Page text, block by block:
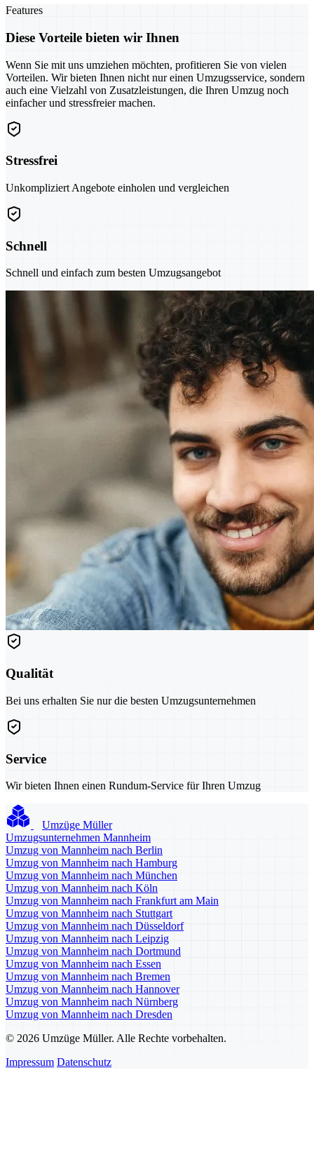
Features
Diese Vorteile bieten wir Ihnen
Wenn Sie mit uns umziehen möchten, profitieren Sie von vielen
Vorteilen. Wir bieten Ihnen nicht nur einen Umzugsservice, sondern
auch eine Vielzahl von Zusatzleistungen, die Ihren Umzug noch
einfacher und stressfreier machen.
Stressfrei
Unkompliziert Angebote einholen und vergleichen
Schnell
Schnell und einfach zum besten Umzugsangebot
Qualität
Bei uns erhalten Sie nur die besten Umzugsunternehmen
Service
Wir bieten Ihnen einen Rundum-Service für Ihren Umzug
Umzüge Müller
Umzugsunternehmen Mannheim
Umzug von Mannheim nach Berlin
Umzug von Mannheim nach Hamburg
Umzug von Mannheim nach München
Umzug von Mannheim nach Köln
Umzug von Mannheim nach Frankfurt am Main
Umzug von Mannheim nach Stuttgart
Umzug von Mannheim nach Düsseldorf
Umzug von Mannheim nach Leipzig
Umzug von Mannheim nach Dortmund
Umzug von Mannheim nach Essen
Umzug von Mannheim nach Bremen
Umzug von Mannheim nach Hannover
Umzug von Mannheim nach Nürnberg
Umzug von Mannheim nach Dresden
© 2026 Umzüge Müller. Alle Rechte vorbehalten.
Impressum Datenschutz